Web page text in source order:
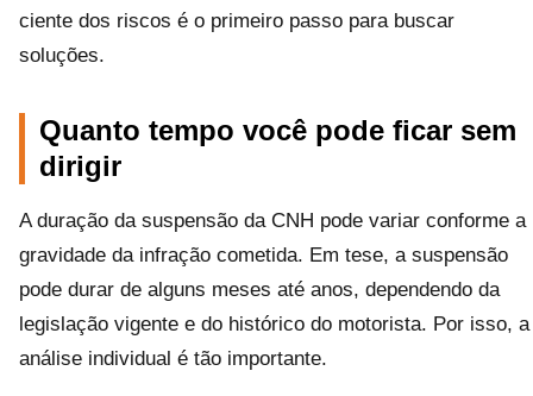
ciente dos riscos é o primeiro passo para buscar
soluções.
Quanto tempo você pode ficar sem
dirigir
A duração da suspensão da CNH pode variar conforme a
gravidade da infração cometida. Em tese, a suspensão
pode durar de alguns meses até anos, dependendo da
legislação vigente e do histórico do motorista. Por isso, a
análise individual é tão importante.